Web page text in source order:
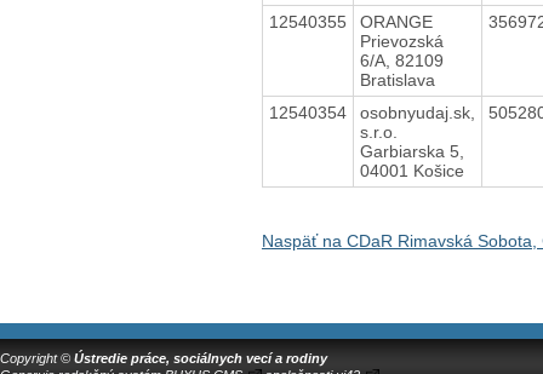
12540355
ORANGE
Prievozská
6/A, 82109
Bratislava
12540354
osobnyudaj.sk,
s.r.o.
Garbiarska 5,
04001 Košice
Naspäť na CDaR Rimavská
Copyright © Ústredie práce, sociálnych vecí a rodiny